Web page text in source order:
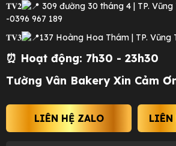
𝐓𝐕𝟐
309 đường 30 tháng 4 | TP. Vũng
-0396 967 189
𝐓𝐕𝟑
137 Hoàng Hoa Thám | TP. Vũng
⏰ Hoạt động: 7h30 - 23h30
Tường Vân Bakery Xin Cảm
LIÊN HỆ ZALO LIÊN